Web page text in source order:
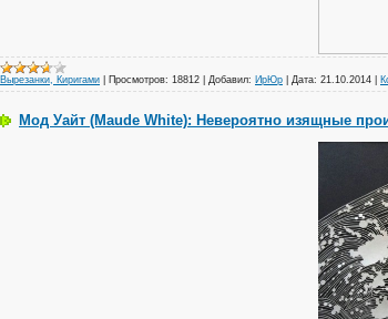
Вырезанки, Киригами Просмотров: 18812 Добавил: ИрЮр Дата: 21.10.2014
Мод Уайт (Maude White): Невероятно изящные